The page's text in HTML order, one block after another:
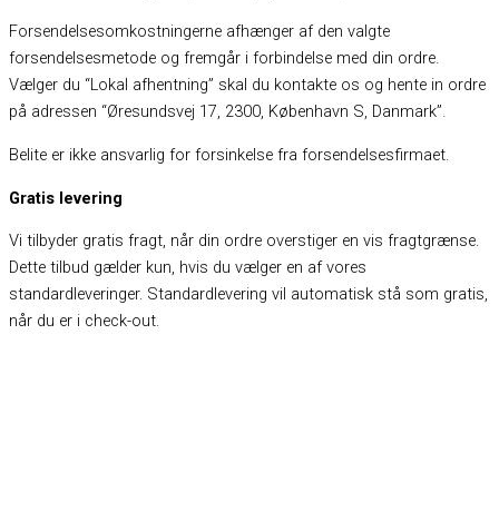
Forsendelsesomkostningerne afhænger af den valgte
forsendelsesmetode og fremgår i forbindelse med din ordre.
Vælger du “Lokal afhentning” skal du kontakte os og hente in ordre
på adressen “Øresundsvej 17, 2300, København S, Danmark”.
Belite er ikke ansvarlig for forsinkelse fra forsendelsesfirmaet.
Gratis levering
Vi tilbyder gratis fragt, når din ordre overstiger en vis fragtgrænse.
Dette tilbud gælder kun, hvis du vælger en af vores
standardleveringer. Standardlevering vil automatisk stå som gratis,
når du er i check-out.